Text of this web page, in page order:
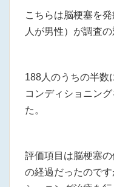
こちらは脳梗塞を
人が男性）が調査
188人のうちの半数
コンディショニン
た。
評価項目は脳梗塞
の経過だったので